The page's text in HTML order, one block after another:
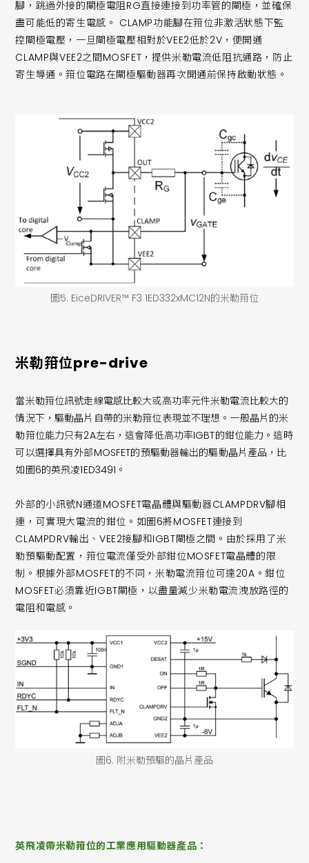
圖5. EiceDRIVER™ F3 1ED332xMC12N的米勒箝位
腳，跳過外接的閘極電阻RG直接連接到功率管的閘極，並確保
盡可能低的寄生電感。 CLAMP功能腳在箝位非激活狀態下監
控閘極電壓，一旦閘極電壓相對於VEE2低於2V，便開通
CLAMP與VEE2之間MOSFET，提供米勒電流低阻抗通路，防止
寄生導通。箝位電路在閘極驅動器再次開通前保持啟動狀態。
米勒箝位pre-drive
圖6. 附米勒預驅的晶片產品
當米勒箝位訊號走線電感比較大或高功率元件米勒電流比較大的
情況下，驅動晶片自帶的米勒箝位表現並不理想。一般晶片的米
勒箝位能力只有2A左右，這會降低高功率IGBT的鉗位能力。這時
可以選擇具有外部MOSFET的預驅動器輸出的驅動晶片產品，比
如圖6的英飛凌1ED3491。
外部的小訊號N通道MOSFET電晶體與驅動器CLAMPDRV腳相
連，可實現大電流的鉗位。如圖6將MOSFET連接到
CLAMPDRV輸出、VEE2接腳和IGBT閘極之間。由於採用了米
勒預驅動配置，箝位電流僅受外部鉗位MOSFET電晶體的限
制。根據外部MOSFET的不同，米勒電流箝位可達20A。鉗位
MOSFET必須靠近IGBT閘極，以盡量減少米勒電流洩放路徑的
電阻和電感。
英飛凌帶米勒箝位的工業應用驅動器產品：